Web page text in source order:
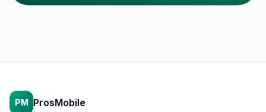
PM ProsMobile